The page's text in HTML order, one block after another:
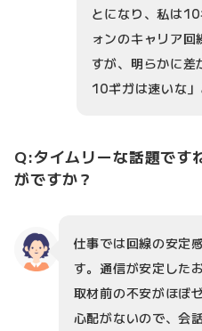
とになり、私は
ォンのキャリア
すが、明らかに差
10ギガは速いな」
Q:タイムリーな話題です
がですか？
仕事では回線の安定
す。通信が安定した
取材前の不安がほぼ
心配がないので、会